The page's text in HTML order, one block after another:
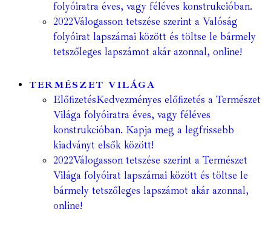
folyóiratra éves, vagy féléves konstrukcióban.
2022Válogasson tetszése szerint a Valóság
folyóirat lapszámai között és töltse le bármely
tetszőleges lapszámot akár azonnal, online!
TERMÉSZET VILÁGA
ElőfizetésKedvezményes előfizetés a Természet
Világa folyóiratra éves, vagy féléves
konstrukcióban. Kapja meg a legfrissebb
kiadványt elsők között!
2022Válogasson tetszése szerint a Természet
Világa folyóirat lapszámai között és töltse le
bármely tetszőleges lapszámot akár azonnal,
online!